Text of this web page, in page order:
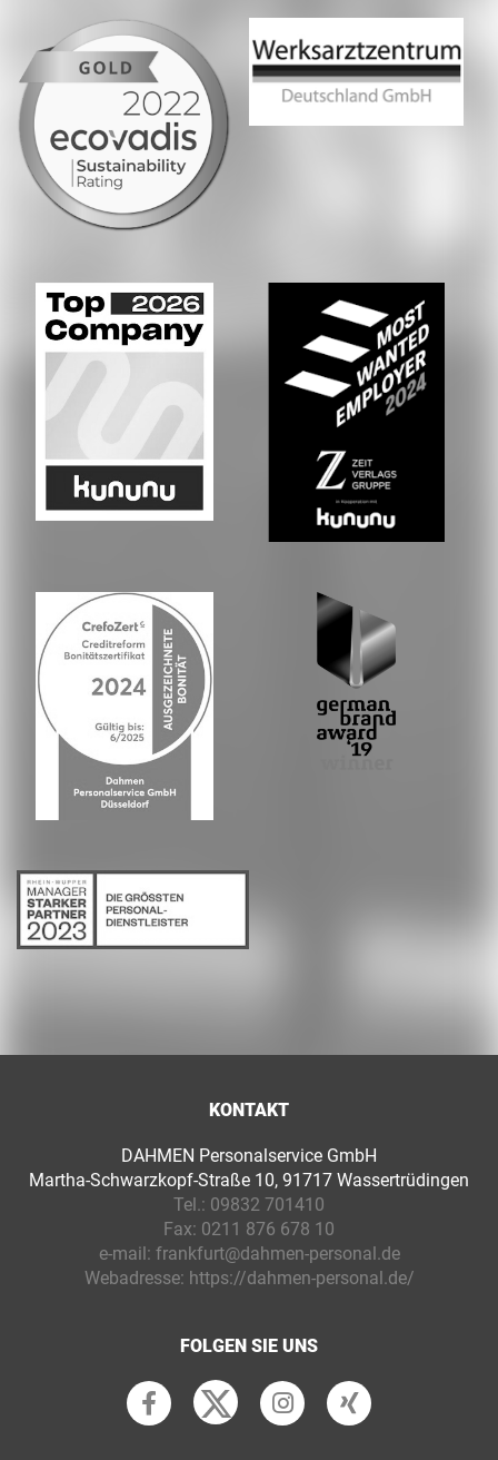
KONTAKT
DAHMEN Personalservice GmbH
Martha-Schwarzkopf-Straße 10, 91717 Wassertrüdingen
Tel.: 09832 701410
Fax: 0211 876 678 10
e-mail: frankfurt@dahmen-personal.de
Webadresse: https://dahmen-personal.de/
FOLGEN SIE UNS